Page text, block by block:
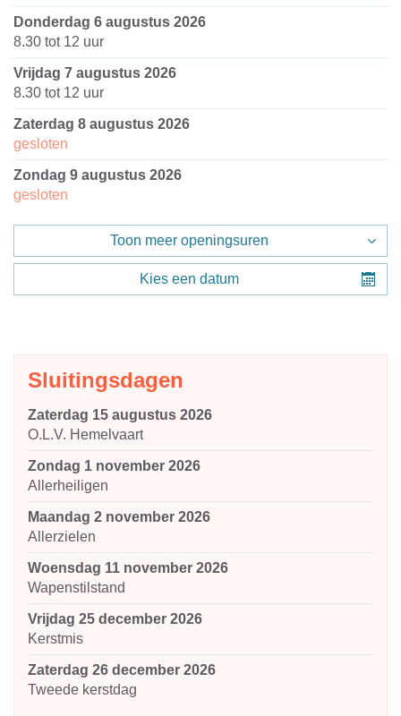
donderdag 6 augustus 2026
8.30 tot 12 uur
vrijdag 7 augustus 2026
8.30 tot 12 uur
zaterdag 8 augustus 2026
gesloten
zondag 9 augustus 2026
gesloten
Toon meer openingsuren
Kies een datum
Sluitingsdagen
zaterdag 15 augustus 2026
O.L.V. Hemelvaart
zondag 1 november 2026
Allerheiligen
maandag 2 november 2026
Allerzielen
woensdag 11 november 2026
Wapenstilstand
vrijdag 25 december 2026
Kerstmis
zaterdag 26 december 2026
Tweede kerstdag